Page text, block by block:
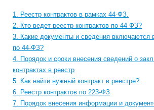
1. Реестр контрактов в рамках 44-ФЗ.
2. Кто ведет реестр контрактов по 44-ФЗ?
3. Какие документы и сведения включаются
по 44-ФЗ?
4. Порядок и сроки внесения сведений о
контрактах в реестр
5. Как найти нужный контракт в реестре?
6. Реестр контрактов по 223-ФЗ
7. Порядок внесения информации и